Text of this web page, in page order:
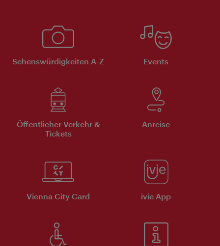
Sehenswürdigkeiten A-Z Events
Öffentlicher Verkehr &
Tickets
Anreise
Vienna City Card ivie App